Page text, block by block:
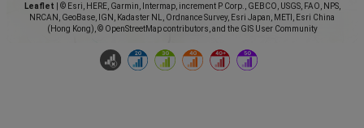
Leaflet
© Esri, HERE, Garmin, Intermap, increment P Corp., GEBCO, USGS, FAO, NPS,
NRCAN, GeoBase, IGN, Kadaster NL, Ordnance Survey, Esri Japan, METI, Esri China
(Hong Kong), © OpenStreetMap contributors, and the GIS User Community